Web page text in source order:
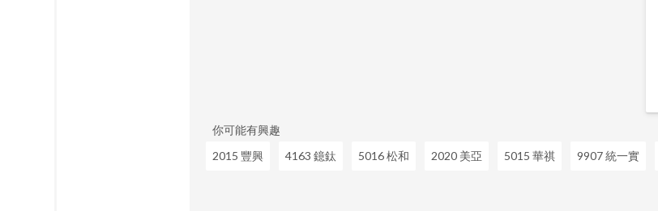
你可能有興趣
2015 豐興
4163 鐿鈦 5016 松和 2020 美亞 5015 華祺 9907 統一實